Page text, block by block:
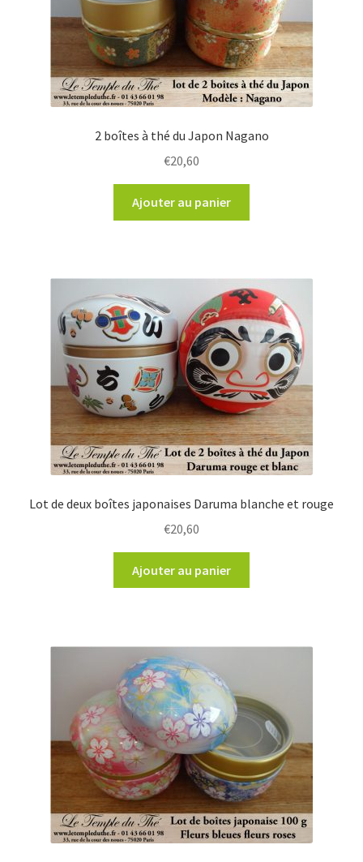
2 boîtes à thé du Japon Nagano
€20,60
Ajouter au panier
Lot de deux boîtes japonaises Daruma blanche et rouge
€20,60
Ajouter au panier